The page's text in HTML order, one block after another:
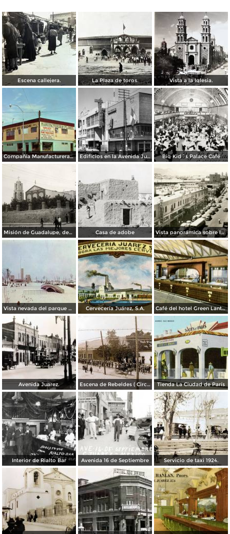
Escena callejera. La Plaza de toros. Vista a la Iglesia.
Compañía Manufacturera Plamex, en el cruce de Insurgentes y Paraguay Edificios en la Avenida Juárez Big Kid´s Palace Café
Misión de Guadalupe, depúes de la toma de Ciudad Juárez, durante la Revolución Mexicana Casa de adobe Vista panorámica sobre la Avenida 16 de Septiembre
Vista nevada del parque El Chamizal Cervecería Juárez, S.A. Café del hotel Green Lantern Inn
Avenida Juarez. Escena de Rebeldes ( Circulada el 8 de Diciembre de 1913 ). Tienda La Ciudad de París
Interior de Rialto Bar Avenida 16 de Septiembre Servicio de taxi 1924.